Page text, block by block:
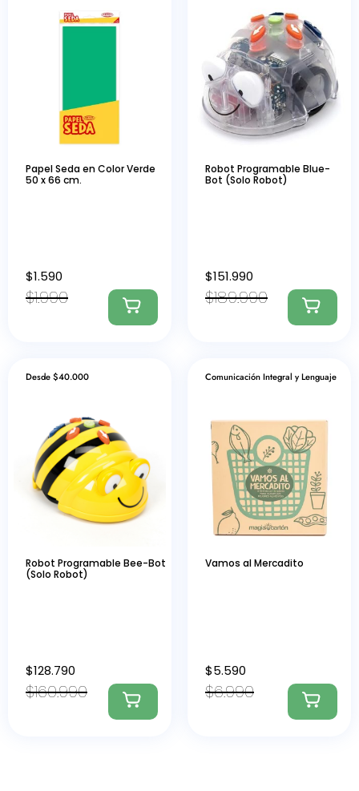
Papel Seda en Color Verde
50 x 66 cm.
$1.990
$1.590
Robot Programable Blue-
Bot (Solo Robot)
$189.990
$151.990
Desde $40.000
Robot Programable Bee-Bot
(Solo Robot)
$160.990
$128.790
Comunicación Integral y Lenguaje
Vamos al Mercadito
$6.990
$5.590